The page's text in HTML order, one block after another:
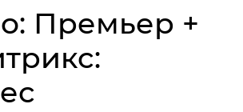
Премьер +